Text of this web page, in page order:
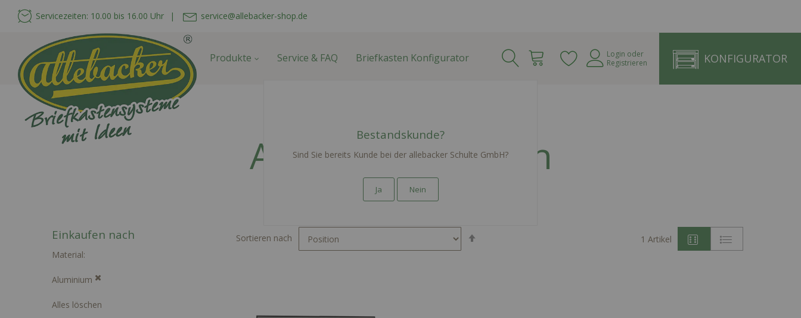
Servicezeiten: 10.00 bis 16.00 Uhr | service@allebacker-shop.de
Produkte Service & FAQ Briefkasten Konfigurator Warenkorb Login oder
Registrieren
KONFIGURATOR
Aufputzbriefkästen
Einkaufen nach
Material
Aluminium
Alles löschen
als
1 Artikel
Sortieren nach
Bestandskunde?
Sind Sie bereits Kunde bei der allebacker Schulte GmbH?
Ja Nein